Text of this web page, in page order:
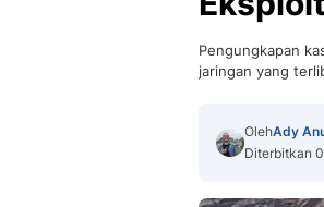
Pengungkapan
jaringan yang
OlehAdy
Diterbitkan